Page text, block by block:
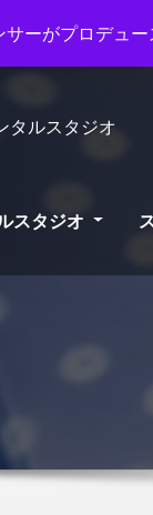
タルスタジオ
スタジオ
サーがプロデュ